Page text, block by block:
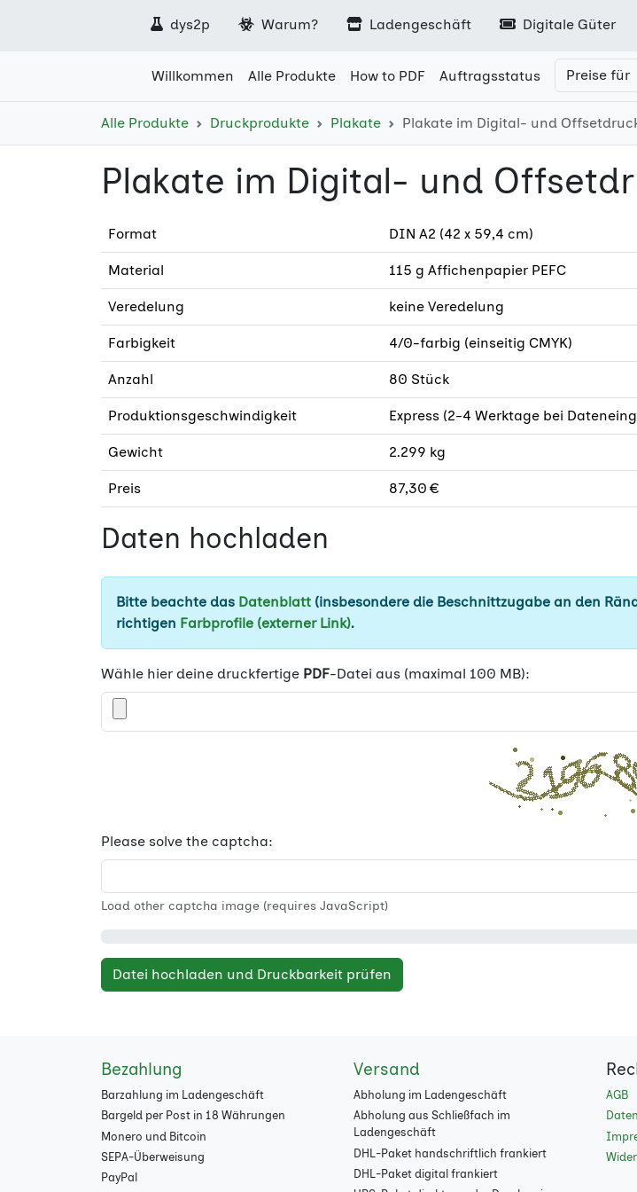
dys2p Warum? Ladengeschäft Digitale Güter
Willkommen Alle Produkte How to PDF Auftragsstatus Preise für
Alle Produkte Druckprodukte Plakate Plakate im Digital- und
Plakate im Digital- und
Format DIN A2 (42 x 59,4 cm)
Material 115 g Affichenpapier PEFC
Veredelung keine Veredelung
Farbigkeit 4/0-farbig (einseitig CMYK)
Anzahl 80 Stück
Produktionsgeschwindigkeit Express (2-4 Werktage bei
Gewicht 2.299 kg
Preis 87,30 €
Daten hochladen
Bitte beachte das Datenblatt (insbesondere die Beschnittzugabe an den
richtigen Farbprofile (externer Link).
Wähle hier deine druckfertige PDF-Datei aus (maximal 100 MB):
Please solve the captcha:
Load other captcha image (requires JavaScript)
Datei hochladen und Druckbarkeit prüfen
Bezahlung
Barzahlung im Ladengeschäft
Bargeld per Post in 18 Währungen
Monero und Bitcoin
SEPA-Überweisung
PayPal
Versand
Abholung im Ladengeschäft
Abholung aus Schließfach im
Ladengeschäft
DHL-Paket handschriftlich frankiert
DHL-Paket digital frankiert
AGB